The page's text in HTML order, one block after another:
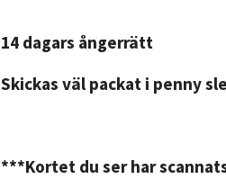
14 dagars ångerrätt
Skickas väl packat i penny
***Kortet du ser har